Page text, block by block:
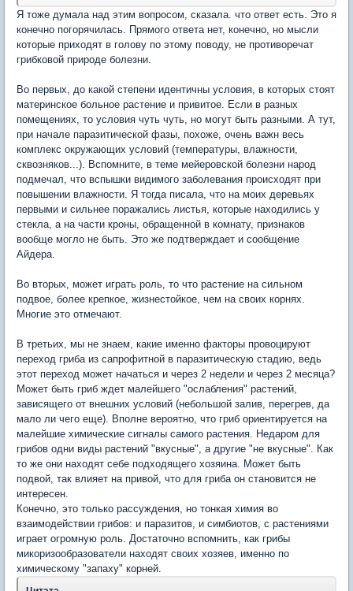
Я тоже думала над этим вопросом, сказала. что ответ есть. Это я
конечно погорячилась. Прямого ответа нет, конечно, но мысли
которые приходят в голову по этому поводу, не противоречат
грибковой природе болезни.
Во первых, до какой степени идентичны условия, в которых стоят
материнское больное растение и привитое. Если в разных
помещениях, то условия чуть чуть, но могут быть разными. А тут,
при начале паразитической фазы, похоже, очень важн весь
комплекс окружающих условий (температуры, влажности,
сквозняков...). Вспомните, в теме мейеровской болезни народ
подмечал, что вспышки видимого заболевания происходят при
повышении влажности. Я тогда писала, что на моих деревьях
первыми и сильнее поражались листья, которые находились у
стекла, а на части кроны, обращенной в комнату, признаков
вообще могло не быть. Это же подтверждает и сообщение
Айдера.
Во вторых, может играть роль, то что растение на сильном
подвое, более крепкое, жизнестойкое, чем на своих корнях.
Многие это отмечают.
В третьих, мы не знаем, какие именно факторы провоцируют
переход гриба из сапрофитной в паразитическую стадию, ведь
этот переход может начаться и через 2 недели и через 2 месяца?
Может быть гриб ждет малейшего "ослабления" растений,
зависящего от внешних условий (небольшой залив, перегрев, да
мало ли чего еще). Вполне вероятно, что гриб ориентируется на
малейшие химические сигналы самого растения. Недаром для
грибов одни виды растений "вкусные", а другие "не вкусные". Как
то же они находят себе подходящего хозяина. Может быть
подвой, так влияет на привой, что для гриба он становится не
интересен.
Конечно, это только рассуждения, но тонкая химия во
взаимодействии грибов: и паразитов, и симбиотов, с растениями
играет огромную роль. Достаточно вспомнить, как грибы
микоризообразователи находят своих хозяев, именно по
химическому "запаху" корней.